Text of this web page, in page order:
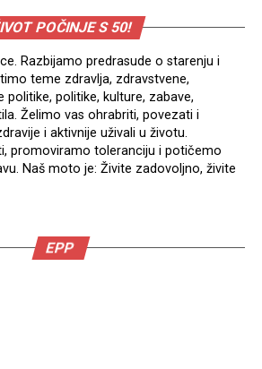
POČINJE S 50!
Razbijamo predrasude o starenju i
teme zdravlja, zdravstvene,
politike, politike, kulture, zabave,
Želimo vas ohrabriti, povezati i
i aktivnije uživali u životu.
promoviramo toleranciju i potičemo
Naš moto je: Živite zadovoljno, živite
EPP